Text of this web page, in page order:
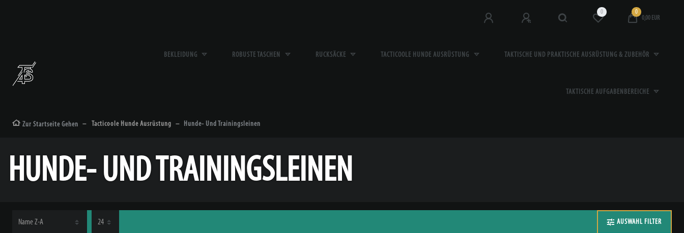
0
0
0,00 EUR
BEKLEIDUNG ROBUSTE TASCHEN RUCKSÄCKE TACTICOOLE HUNDE AUSRÜSTUNG TAKTISCHE UND PRAKTISCHE AUSRÜSTUNG & ZUBEHÖR
TAKTISCHE AUFGABENBEREICHE
Zur Startseite Gehen Tacticoole Hunde Ausrüstung Hunde- Und Trainingsleinen
HUNDE- UND TRAININGSLEINEN
AUSWAHL FILTER